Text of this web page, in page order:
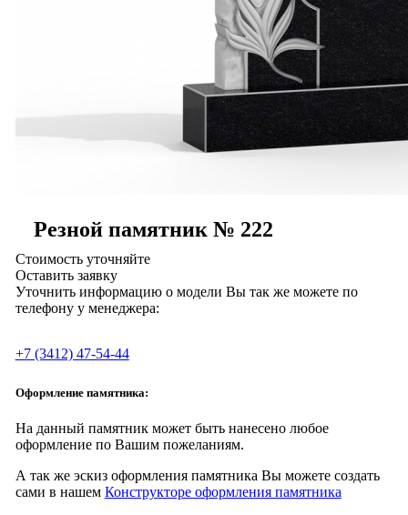
Резной памятник № 222
Стоимость уточняйте
Оставить заявку
Уточнить информацию о модели Вы так же можете по
телефону у менеджера:
+7 (3412) 47-54-44
Оформление памятника:
На данный памятник может быть нанесено любое
оформление по Вашим пожеланиям.
А так же эскиз оформления памятника Вы можете создать
сами в нашем Конструкторе оформления памятника